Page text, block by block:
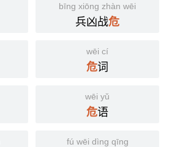
bīng xiōng zhàn wēi
兵凶战危
wēi cí
危词
wēi yǔ
危语
fú wēi dìng qīng